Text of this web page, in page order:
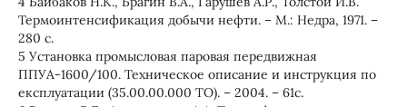
Термоинтенсификация добычи нефти. – М.: Недра, 1971. –
280 с.
5 Установка промысловая паровая передвижная
ППУА-1600/100. Техническое описание и инструкция по
експлуатации (35.00.00.000 ТО). – 2004. – 61с.